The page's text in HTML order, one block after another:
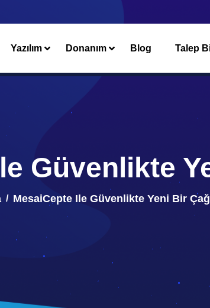
Yazılım Donanım Blog Talep
Güvenlikte
MesaiCepte Ile Güvenlikte Yeni Bir Çağ